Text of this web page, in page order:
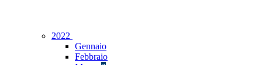
2022
Gennaio
Febbraio